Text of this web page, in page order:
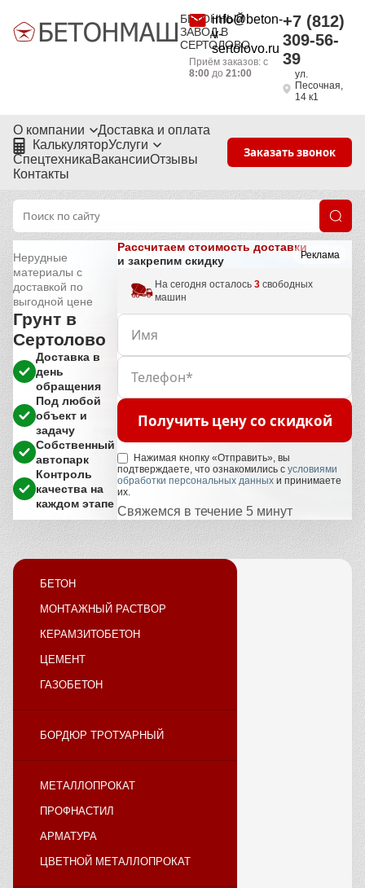
БЕТОННЫЙ
ЗАВОД В
СЕРТОЛОВО
info@beton-
v-
sertolovo.ru
Приём заказов: с
8:00до 21:00
+7 (812)
309-56-
39
ул.
Песочная,
14 к1
О компании
Доставка и оплата
КалькуляторУслуги
СпецтехникаВакансииОтзывы
Контакты
Заказать звонок
Реклама
Нерудные
материалы с
доставкой по
выгодной цене
Грунт в
Сертолово
Доставка в
день
обращения
Под любой
объект и
задачу
Собственный
автопарк
Контроль
качества на
каждом этапе
Рассчитаем стоимость доставки
и закрепим скидку
На сегодня осталось3 свободных
машин
Получить цену со скидкой
Нажимая кнопку «Отправить», вы
подтверждаете, что ознакомились сусловиями
обработки персональных данных и принимаете
их.
Свяжемся в течение 5 минут
БЕТОН
МОНТАЖНЫЙ РАСТВОР
КЕРАМЗИТОБЕТОН
ЦЕМЕНТ
ГАЗОБЕТОН
БОРДЮР ТРОТУАРНЫЙ
МЕТАЛЛОПРОКАТ
ПРОФНАСТИЛ
АРМАТУРА
ЦВЕТНОЙ МЕТАЛЛОПРОКАТ